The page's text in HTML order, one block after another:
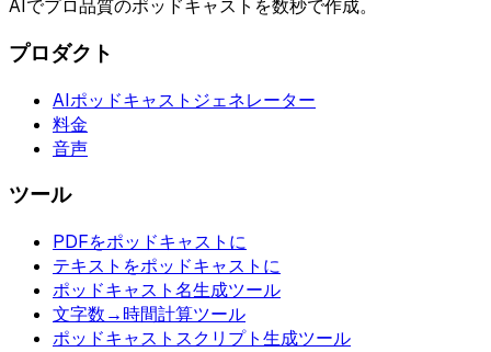
AIでプロ品質のポッドキャストを数秒で作成。
プロダクト
AIポッドキャストジェネレーター
料金
音声
ツール
PDFをポッドキャストに
テキストをポッドキャストに
ポッドキャスト名生成ツール
文字数→時間計算ツール
ポッドキャストスクリプト生成ツール